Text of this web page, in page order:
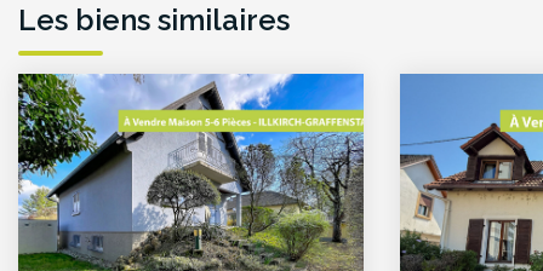
Les biens similaires